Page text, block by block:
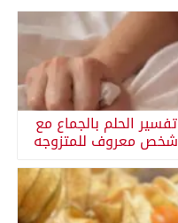
تفسير الحلم بالجماع مع
شخص معروف للمتزوجه